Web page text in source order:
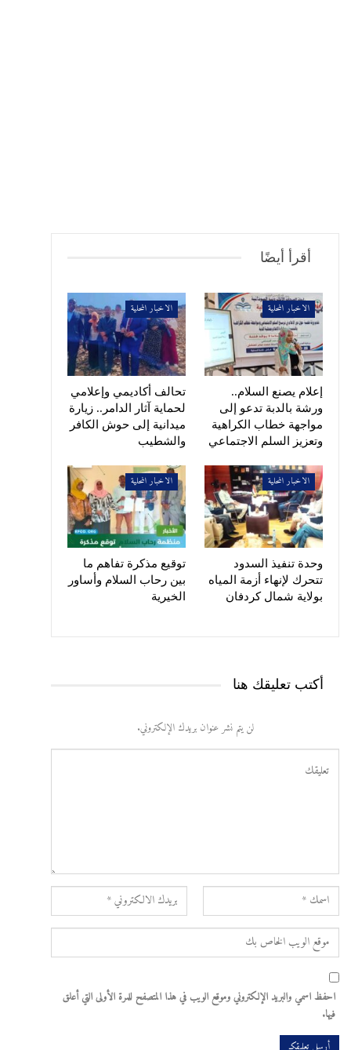
أقرأ أيضًا
الاخبار المحلية
إعلام يصنع السلام..
ورشة بالدبة تدعو إلى
مواجهة خطاب الكراهية
وتعزيز السلم الاجتماعي
الاخبار المحلية
تحالف أكاديمي وإعلامي
لحماية آثار الدامر.. زيارة
ميدانية إلى حوش الكافر
والشطيب
الاخبار المحلية
وحدة تنفيذ السدود
تتحرك لإنهاء أزمة المياه
بولاية شمال كردفان
الاخبار المحلية
توقيع مذكرة تفاهم ما
بين رحاب السلام وأساور
الخيرية
أكتب تعليقك هنا
لن يتم نشر عنوان بريدك الإلكتروني.
احفظ اسمي والبريد الإلكتروني وموقع الويب في هذا المتصفح للمرة الأولى التي أعلق
فيها.